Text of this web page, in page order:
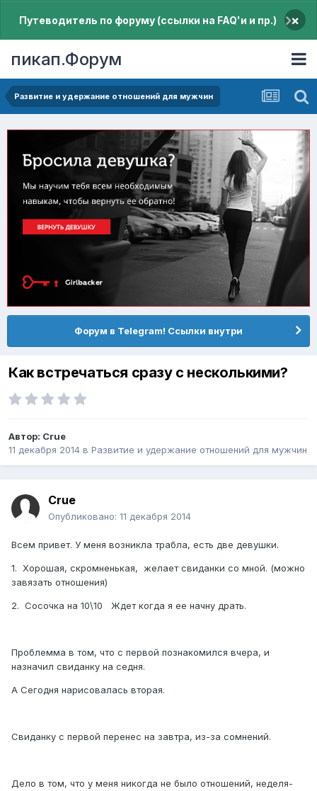
Путеводитель по форуму (ссылки на FAQ'и и пр.) ×
пикап.Форум
Pазвитие и удержание отношений для мужчин
Форум в Telegram! Ссылки внутри
Как встречаться сразу с несколькими?
Автор: Crue
11 декабря 2014 в Pазвитие и удержание отношений для мужчин
Crue
Опубликовано: 11 декабря 2014
Всем привет. У меня возникла трабла, есть две девушки.
1. Хорошая, скромненькая, желает свиданки со мной. (можно
завязать отношения)
2. Сосочка на 10\10 Ждет когда я ее начну драть.
Проблемма в том, что с первой познакомился вчера, и
назначил свиданку на седня.
А Сегодня нарисовалась вторая.
Свиданку с первой перенес на завтра, из-за сомнений.
Дело в том, что у меня никогда не было отношений, неделя-